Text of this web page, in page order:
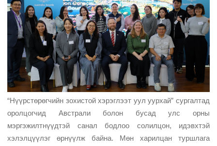
“Нүүрстөрөгчийн зохистой хэрэглээт уул уурхай” сургалтад
оролцогчид Австрали болон бусад улс орны
мэргэжилтнүүдтэй санал бодлоо солилцон, идэвхтэй
хэлэлцүүлэг өрнүүлж байна. Мөн харилцан туршлага